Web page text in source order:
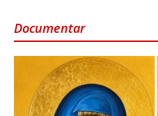
Documentar